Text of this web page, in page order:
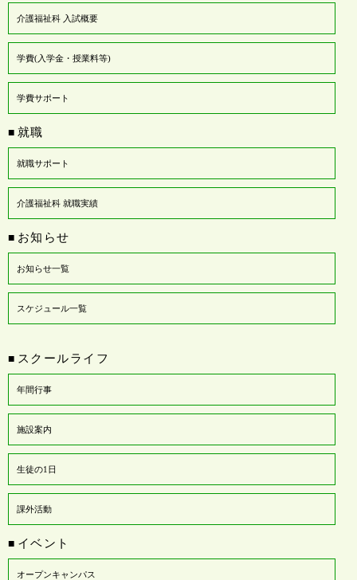
介護福祉科 入試概要
学費(入学金・授業料等)
学費サポート
■ 就職
就職サポート
介護福祉科 就職実績
■ お知らせ
お知らせ一覧
スケジュール一覧
■ スクールライフ
年間行事
施設案内
生徒の1日
課外活動
■ イベント
オープンキャンパス